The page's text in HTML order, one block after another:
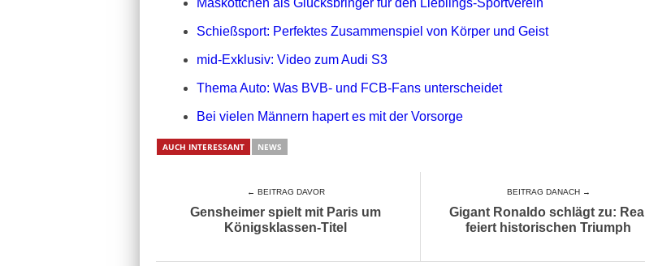
Maskottchen als Glücksbringer für den Lieblings-Sportverein
Schießsport: Perfektes Zusammenspiel von Körper und Geist
mid-Exklusiv: Video zum Audi S3
Thema Auto: Was BVB- und FCB-Fans unterscheidet
Bei vielen Männern hapert es mit der Vorsorge
AUCH INTERESSANT NEWS
← BEITRAG DAVOR
Gensheimer spielt mit Paris um
Königsklassen-Titel
BEITRAG DANACH →
Gigant Ronaldo schlägt zu: Real
feiert historischen Triumph